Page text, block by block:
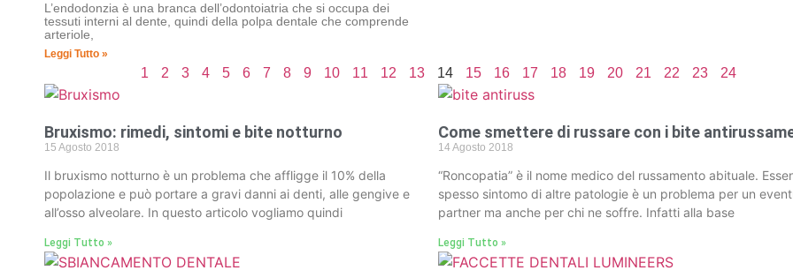
L’endodonzia è una branca dell’odontoiatria che si occupa dei
tessuti interni al dente, quindi della polpa dentale che comprende
arteriole,
Leggi Tutto »
1 2 3 4 5 6 7 8 9 10 11 12 13 14 15 16 17 18 19 20 21 22 23 24
Bruxismo: rimedi, sintomi e bite notturno
15 Agosto 2018
Il bruxismo notturno è un problema che affligge il 10% della
popolazione e può portare a gravi danni ai denti, alle gengive e
all’osso alveolare. In questo articolo vogliamo quindi
Leggi Tutto »
Come smettere di russare con i bite
14 Agosto 2018
“Roncopatia” è il nome medico del russamento abituale.
spesso sintomo di altre patologie è un problema per un
partner ma anche per chi ne soffre. Infatti alla base
Leggi Tutto »